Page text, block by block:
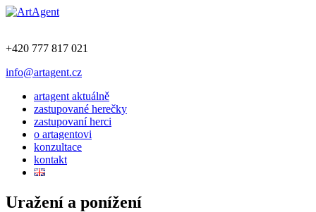
+420 777 817 021
info@artagent.cz
artagent aktuálně
zastupované herečky
zastupovaní herci
o artagentovi
konzultace
kontakt
Uražení a ponížení